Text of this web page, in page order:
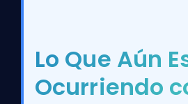
Lo Que Aún
Ocurriendo